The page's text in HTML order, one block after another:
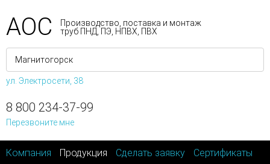
АОС
Производство, поставка и монтаж
труб ПНД, ПЭ, НПВХ, ПВХ
ул. Электросети, 38
8 800 234-37-99
Перезвоните мне
Компания Продукция Сделать заявку Сертификаты